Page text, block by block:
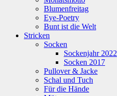
Blumenfreitag
Eye-Poetry
Bunt ist die Welt
Stricken
Socken
Sockenjahr 2022
Socken 2017
Pullover & Jacke
Schal und Tuch
Für die Hände